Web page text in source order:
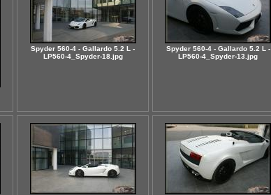
Spyder 560-4 - Gallardo 5.2 L -
LP560-4_Spyder-18.jpg
Spyder 560-4 - Gallardo 5.2 L -
LP560-4_Spyder-13.jpg